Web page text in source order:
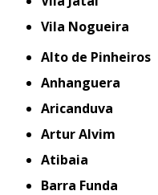
Vila Nogueira
Alto de Pinheiros
Anhanguera
Aricanduva
Artur Alvim
Atibaia
Barra Funda